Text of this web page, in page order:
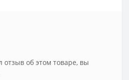
об этом товаре, вы